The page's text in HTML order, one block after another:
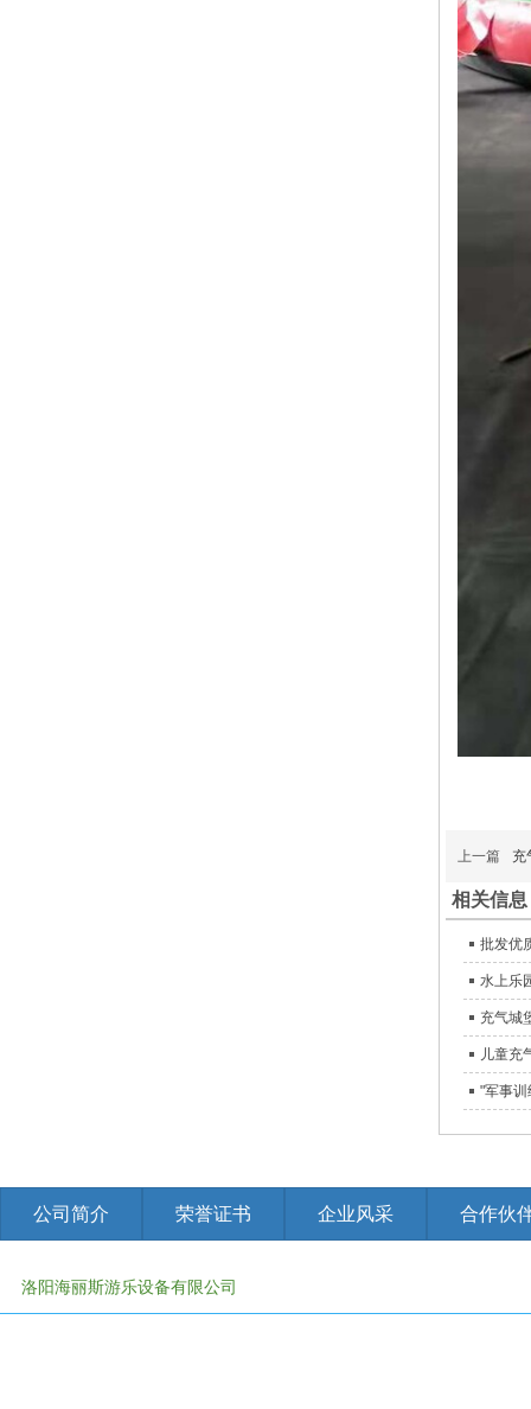
上一篇 充
相关信息
批发优
水上乐
充气城
儿童充
"军事训
洛阳海丽斯游乐设备有限公司
公司简介 荣誉证书 合作伙
企业风采